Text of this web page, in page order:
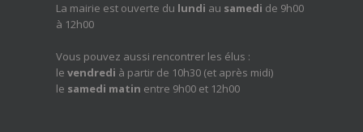
La mairie est ouverte du lundi au samedi de 9h00
à 12h00
Vous pouvez aussi rencontrer les élus :
le vendredi à partir de 10h30 (et après midi)
le samedi matin entre 9h00 et 12h00